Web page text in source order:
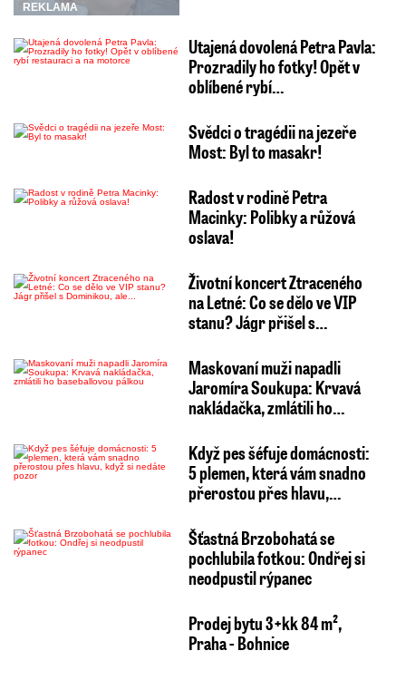
REKLAMA
Utajená dovolená Petra Pavla:
Prozradily ho fotky! Opět v
oblíbené rybí…
Svědci o tragédii na jezeře
Most: Byl to masakr!
Radost v rodině Petra
Macinky: Polibky a růžová
oslava!
Životní koncert Ztraceného
na Letné: Co se dělo ve VIP
stanu? Jágr přišel s…
Maskovaní muži napadli
Jaromíra Soukupa: Krvavá
nakládačka, zmlátili ho…
Když pes šéfuje domácnosti:
5 plemen, která vám snadno
přerostou přes hlavu,…
Šťastná Brzobohatá se
pochlubila fotkou: Ondřej si
neodpustil rýpanec
Prodej bytu 3+kk 84 m²,
Praha - Bohnice